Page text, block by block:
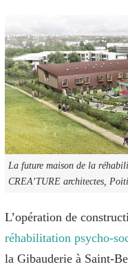
La future maison de la
CREA’TURE architectes,
L’opération de
réhabilitation psycho-
la Gibauderie à Saint-